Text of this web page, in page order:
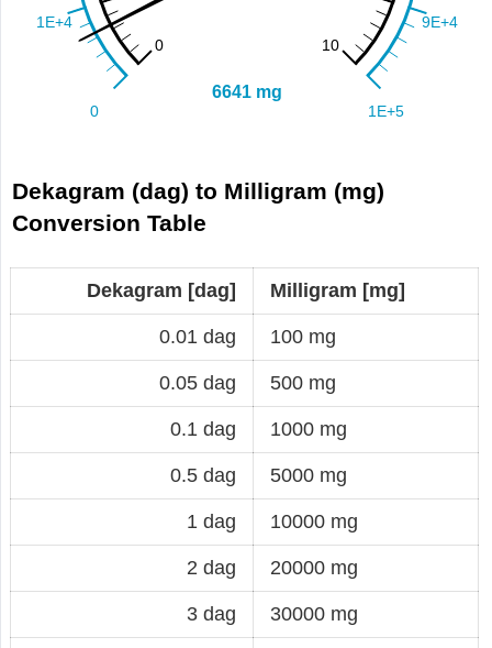
Dekagram (dag) to Milligram (mg)
Conversion Table
Dekagram [dag] Milligram [mg]
0.01 dag 100 mg
0.05 dag 500 mg
0.1 dag 1000 mg
0.5 dag 5000 mg
1 dag 10000 mg
2 dag 20000 mg
3 dag 30000 mg